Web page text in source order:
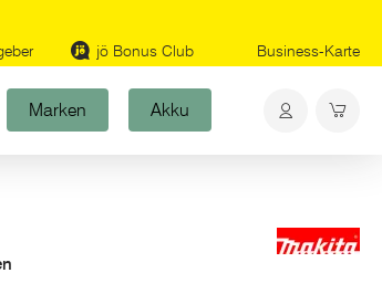
jö Bonus Club Business-Karte
Marken Akku